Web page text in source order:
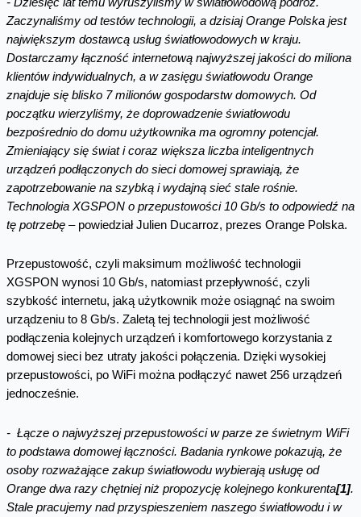
Zaczynaliśmy od testów technologii, a dzisiaj Orange Polska jest
największym dostawcą usług światłowodowych w kraju.
Dostarczamy łączność internetową najwyższej jakości do miliona
klientów indywidualnych, a w zasięgu światłowodu Orange
znajduje się blisko 7 milionów gospodarstw domowych. Od
początku wierzyliśmy, że doprowadzenie światłowodu
bezpośrednio do domu użytkownika ma ogromny potencjał.
Zmieniający się świat i coraz większa liczba inteligentnych
urządzeń podłączonych do sieci domowej sprawiają, że
zapotrzebowanie na szybką i wydajną sieć stale rośnie.
Technologia XGSPON o przepustowości 10 Gb/s to odpowiedź na
tę potrzebę – powiedział Julien Ducarroz, prezes Orange Polska.
Przepustowość, czyli maksimum możliwość technologii
XGSPON wynosi 10 Gb/s, natomiast przepływność, czyli
szybkość internetu, jaką użytkownik może osiągnąć na swoim
urządzeniu to 8 Gb/s. Zaletą tej technologii jest możliwość
podłączenia kolejnych urządzeń i komfortowego korzystania z
domowej sieci bez utraty jakości połączenia. Dzięki wysokiej
przepustowości, po WiFi można podłączyć nawet 256 urządzeń
jednocześnie.
- Łącze o najwyższej przepustowości w parze ze świetnym WiFi
to podstawa domowej łączności. Badania rynkowe pokazują, że
osoby rozważające zakup światłowodu wybierają usługę od
Orange dwa razy chętniej niż propozycję kolejnego konkurenta[1].
Stale pracujemy nad przyspieszeniem naszego światłowodu i w